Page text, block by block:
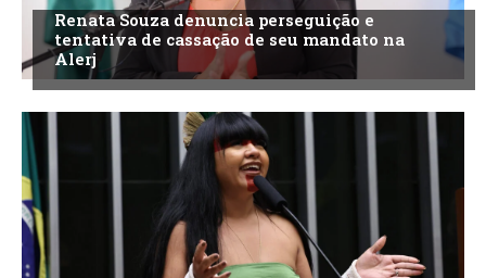
Renata Souza denuncia perseguição e
tentativa de cassação de seu mandato na
Alerj